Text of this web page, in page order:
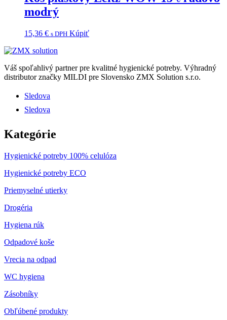
modrý
15,36 € s DPH Kúpiť
Váš spoľahlivý partner pre kvalitné hygienické potreby. Výhradný
distributor značky MILDI pre Slovensko ZMX Solution s.r.o.
Sledova
Sledova
Kategórie
Hygienické potreby 100% celulóza
Hygienické potreby ECO
Priemyselné utierky
Drogéria
Hygiena rúk
Odpadové koše
Vrecia na odpad
WC hygiena
Zásobníky
Obľúbené produkty